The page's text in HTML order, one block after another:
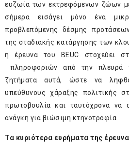
ευζωία των εκτρεφόμενων ζώων
σήμερα εισάγει μόνο ένα
προβλεπόμενης δέσμης
της σταδιακής κατάργησης των
η έρευνα του BEUC στοχεύει
πληροφοριών από την πλευρά
ζητήματα αυτά, ώστε να
υπεύθυνους χάραξης πολιτικής
πρωτοβουλία και ταυτόχρονα να
ανάγκη για βιώσιμη κτηνοτροφία.
Τα κυριότερα ευρήματα της